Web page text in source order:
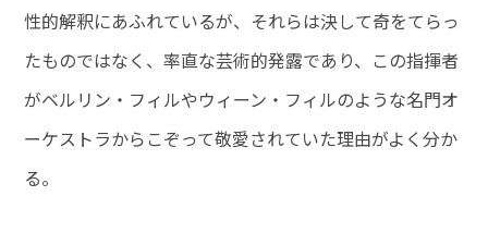
性的解釈にあふれているが、それらは決して奇をてらっ
たものではなく、率直な芸術的発露であり、この指揮者
がベルリン・フィルやウィーン・フィルのような名門オ
ーケストラからこぞって敬愛されていた理由がよく分か
る。